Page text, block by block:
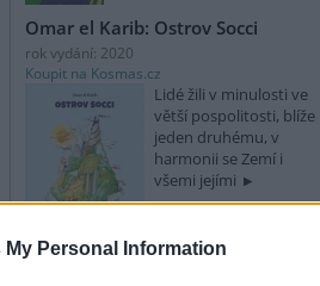
My Personal Information
Omar el Karib: Ostrov Socci
rok vydání: 2020
Koupit na Kosmas.cz
Lidé žili v minulosti ve
větší pospolitosti, blíže
jeden druhému, v
harmonii se Zemí i
všemi jejími